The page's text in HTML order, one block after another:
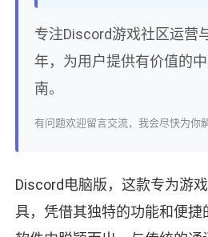
专注Discord游戏社区运营
年，为用户提供有价值的
南。
有问题欢迎留言交流，我会尽快为你
Discord电脑版，这款专为游
具，凭借其独特的功能和便